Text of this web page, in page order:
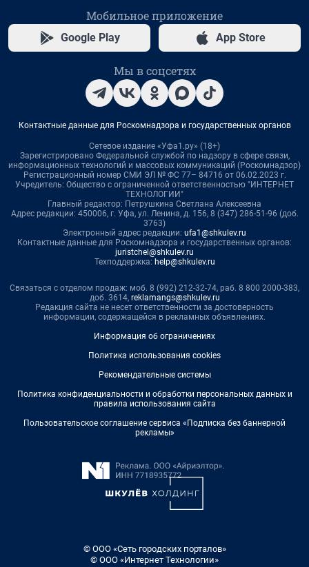
Мобильное приложение
Google Play App Store
Мы в соцсетях
Контактные данные для Роскомнадзора и государственных органов
Сетевое издание «Уфа1.ру» (18+)
Зарегистрировано Федеральной службой по надзору в сфере связи,
информационных технологий и массовых коммуникаций (Роскомнадзор)
Регистрационный номер СМИ ЭЛ № ФС 77– 84716 от 06.02.2023 г.
Учредитель: Общество с ограниченной ответственностью "ИНТЕРНЕТ
ТЕХНОЛОГИИ"
Главный редактор: Петрушкина Светлана Алексеевна
Адрес редакции: 450006, г. Уфа, ул. Ленина, д. 156, 8 (347) 286-51-96 (доб.
3763)
Электронный адрес редакции: ufa1@shkulev.ru
Контактные данные для Роскомнадзора и государственных органов:
juristchel@shkulev.ru
Техподдержка: help@shkulev.ru
Связаться с отделом продаж: моб. 8 (992) 212-32-74, раб. 8 800 2000-383,
доб. 3614, reklamangs@shkulev.ru
Редакция сайта не несет ответственности за достоверность
информации, содержащейся в рекламных объявлениях.
Информация об ограничениях
Политика использования cookies
Рекомендательные системы
Политика конфиденциальности и обработки персональных данных и
правила использования сайта
Пользовательское соглашение сервиса «Подписка без баннерной
рекламы»
© ООО «Сеть городских порталов»
© ООО «Интернет Технологии»